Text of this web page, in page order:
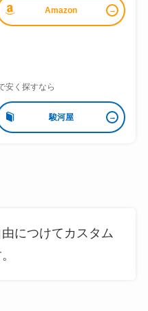
Amazon
安く探すなら
駿河屋
につけてカスタム